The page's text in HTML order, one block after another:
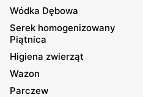
Wódka Dębowa
Serek homogenizowany
Piątnica
Higiena zwierząt
Wazon
Parczew